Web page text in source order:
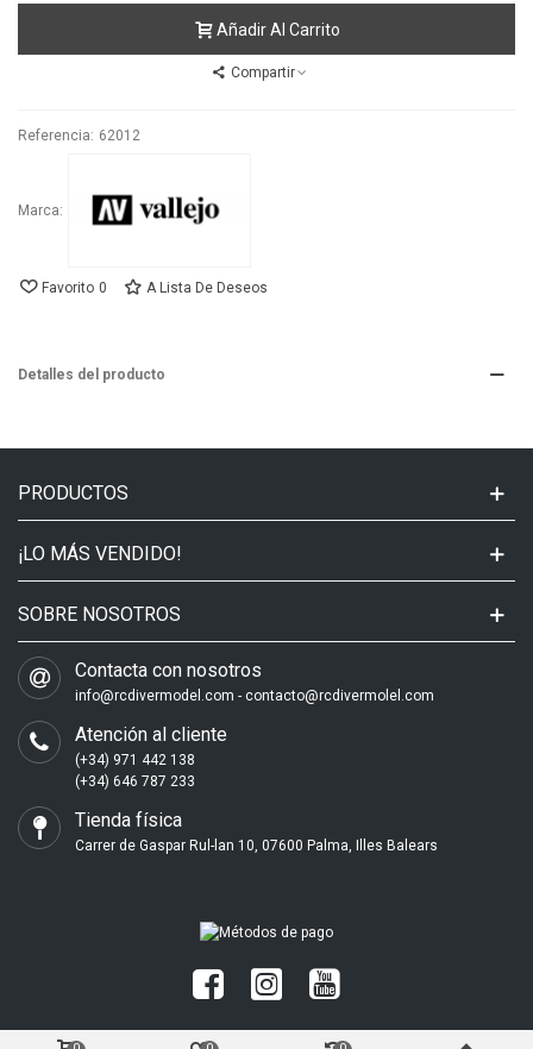
Añadir Al Carrito
Compartir
Referencia: 62012
Marca:
Favorito 0 A Lista De Deseos
Detalles del producto
PRODUCTOS
¡LO MÁS VENDIDO!
SOBRE NOSOTROS
Contacta con nosotros
info@rcdivermodel.com - contacto@rcdivermolel.com
Atención al cliente
(+34) 971 442 138
(+34) 646 787 233
Tienda física
Carrer de Gaspar Rul-lan 10, 07600 Palma, Illes Balears